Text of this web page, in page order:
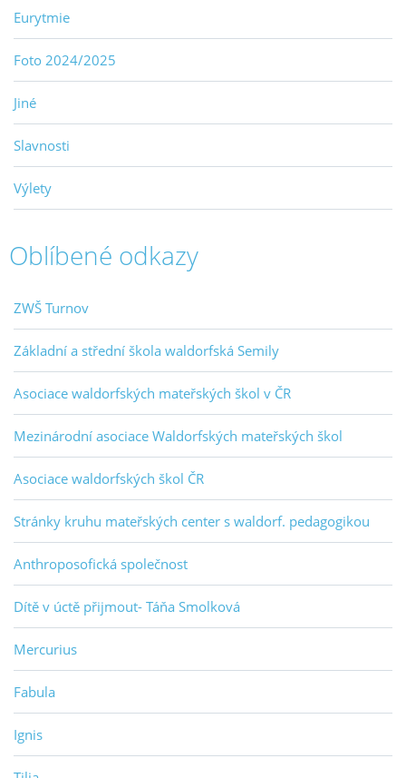
Eurytmie
Foto 2024/2025
Jiné
Slavnosti
Výlety
Oblíbené odkazy
ZWŠ Turnov
Základní a střední škola waldorfská Semily
Asociace waldorfských mateřských škol v ČR
Mezinárodní asociace Waldorfských mateřských škol
Asociace waldorfských škol ČR
Stránky kruhu mateřských center s waldorf. pedagogikou
Anthroposofická společnost
Dítě v úctě přijmout- Táňa Smolková
Mercurius
Fabula
Ignis